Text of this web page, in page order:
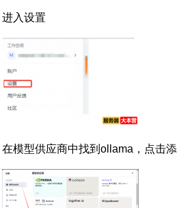
进入设置
在模型供应商中找到ollama，点击